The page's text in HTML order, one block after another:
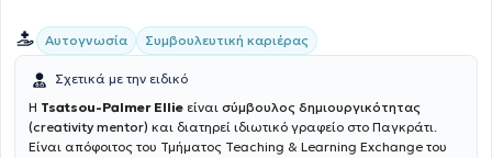
Αυτογνωσία Συμβουλευτική καριέρας
Σχετικά με την ειδικό
Η Tsatsou-Palmer Ellie είναι σύμβουλος δημιουργικότητας
(creativity mentor) και διατηρεί ιδιωτικό γραφείο στο Παγκράτι.
Είναι απόφοιτος του Τμήματος Teaching & Learning Exchange του